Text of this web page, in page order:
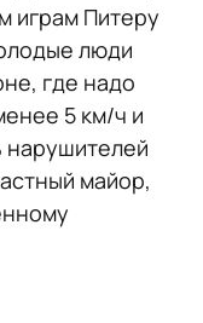
играм Питеру
люди
где надо
5 км/ч и
нарушителей
майор,